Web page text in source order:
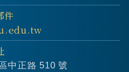
件
中正路 510 號